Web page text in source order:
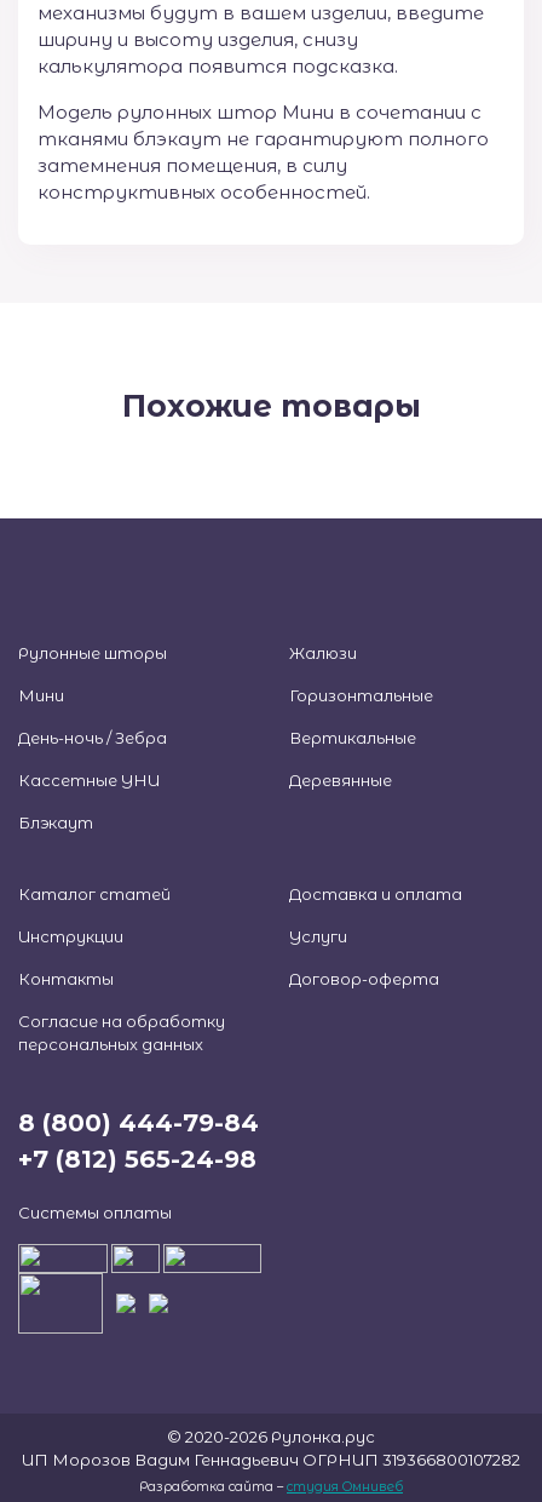
механизмы будут в вашем изделии, введите
ширину и высоту изделия, снизу
калькулятора появится подсказка.
Модель рулонных штор Мини в сочетании с
тканями блэкаут не гарантируют полного
затемнения помещения, в силу
конструктивных особенностей.
Похожие товары
Рулонные шторы
Мини
День-ночь / Зебра
Кассетные УНИ
Блэкаут
Жалюзи
Горизонтальные
Вертикальные
Деревянные
Каталог статей Доставка и оплата
Инструкции Услуги
Контакты Договор-оферта
Согласие на обработку
персональных данных
8 (800) 444-79-84
+7 (812) 565-24-98
Системы оплаты
© 2020-2026 Рулонка.рус
ИП Морозов Вадим Геннадьевич ОГРНИП 319366800107282
Разработка сайта –студия Омнивеб